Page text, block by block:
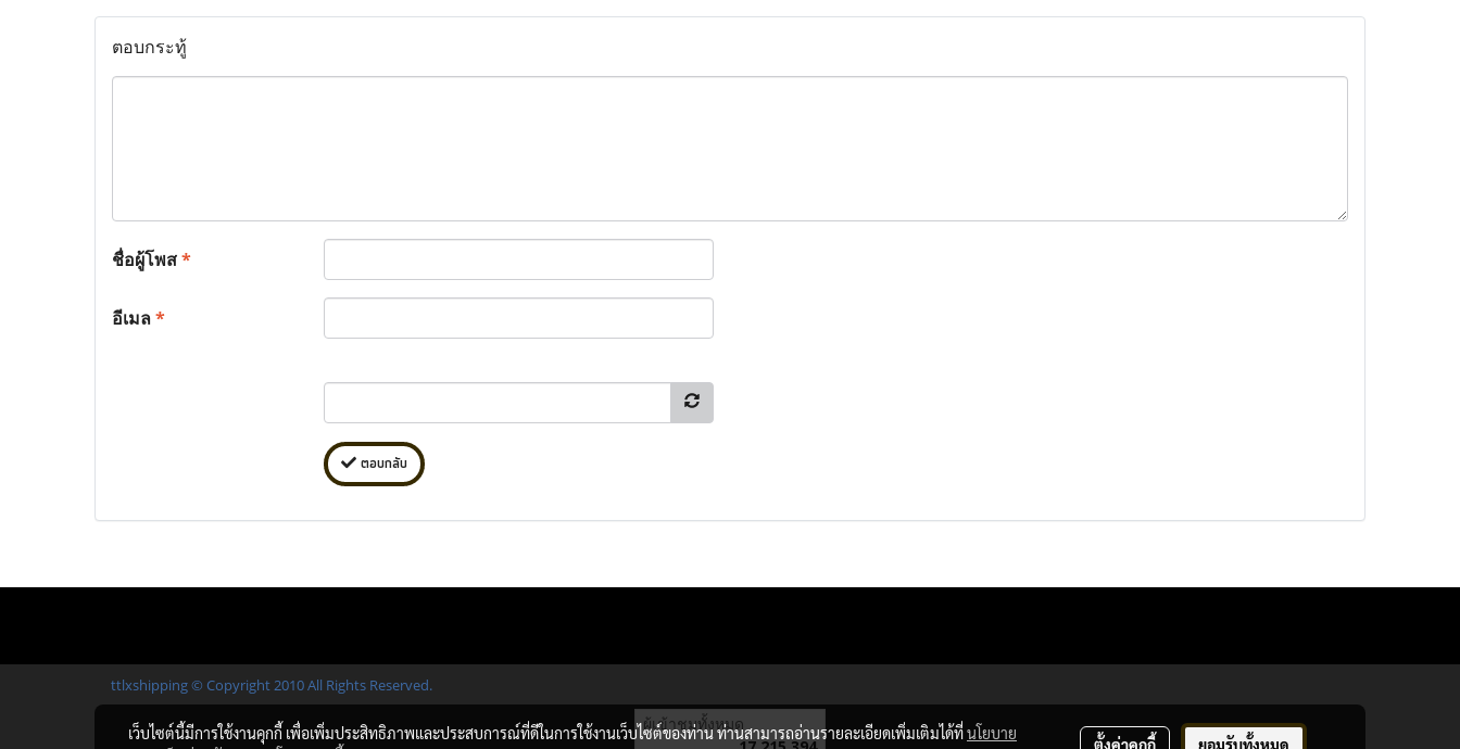
ตอบกระทู้
ชื่อผู้โพส*
อีเมล*
ตอบกลับ
ttlxshipping © Copyright 2010 All Rights Reserved.
ผู้เข้าชมทั้งหมด
เว็บไซต์นี้มีการใช้งานคุกกี้ เพื่อเพิ่มประสิทธิภาพและประสบการณ์ที่ดีในการใช้งานเว็บไซต์ของท่าน ท่านสามารถอ่านรายละเอียดเพิ่มเติมได้ที่นโยบาย
ตั้งค่าคุกกี้ ยอมรับทั้งหมด